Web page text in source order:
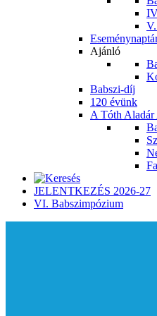
Ajánló
Babszi-díj
120 évünk
A Tóth Aladár
JELENTKEZÉS 2026-27
VI. Babszimpózium